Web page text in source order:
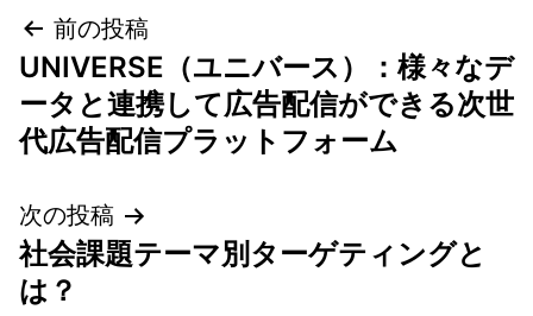
投
稿
ナ
ビ
ゲ
前の投稿
UNIVERSE（ユニバース）：様々なデ
ータと連携して広告配信ができる次世
代広告配信プラットフォーム
次の投稿
社会課題テーマ別ターゲティングと
は？